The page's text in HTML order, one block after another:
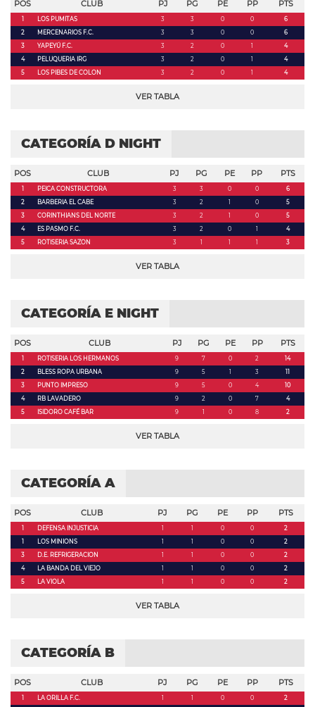
POS CLUB PJ PG PE PP PTS
1 LOS PUMITAS 3 3 0 0
6
2
MERCENARIOS F.C. 3 3 0 0
6
3
YAPEYÚ F.C. 3 2 0 1
4
4
PELUQUERIA IRG 3 2 0 1
4
5
LOS PIBES DE COLON 3 2 0 1 4
VER TABLA
CATEGORÍA D NIGHT
POS CLUB PJ PG PE PP PTS
1 PEICA CONSTRUCTORA 3 3 0 0
6
2
BARBERIA EL CABE 3 2 1 0
5
3
CORINTHIANS DEL NORTE 3 2 1 0
5
4
ES PASMO F.C. 3 2 0 1
4
5
ROTISERIA SAZON 3 1 1 1 3
VER TABLA
CATEGORÍA E NIGHT
POS CLUB PJ PG PE PP PTS
1 ROTISERIA LOS HERMANOS 9 7 0 2
14
2
BLESS ROPA URBANA 9 5 1 3
11
3
PUNTO IMPRESO 9 5 0 4
10
4
RB LAVADERO 9 2 0 7
4
5
ISIDORO CAFÉ BAR 9 1 0 8 2
VER TABLA
CATEGORÍA A
POS CLUB PJ PG PE PP PTS
1 DEFENSA INJUSTICIA 1 1 0 0
2
1
LOS MINIONS 1 1 0 0
2
3
D.E. REFRIGERACION 1 1 0 0
2
4
LA BANDA DEL VIEJO 1 1 0 0
2
5
LA VIOLA 1 1 0 0 2
VER TABLA
CATEGORÍA B
POS CLUB PJ PG PE PP PTS
1 LA ORILLA F.C. 1 1 0 0
2